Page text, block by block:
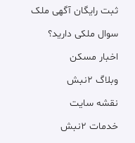
ثبت رایگان آگهی ملک
سوال ملکی دارید؟
اخبار مسکن
وبلاگ ۲نبش
نقشه سایت
خدمات ۲نبش